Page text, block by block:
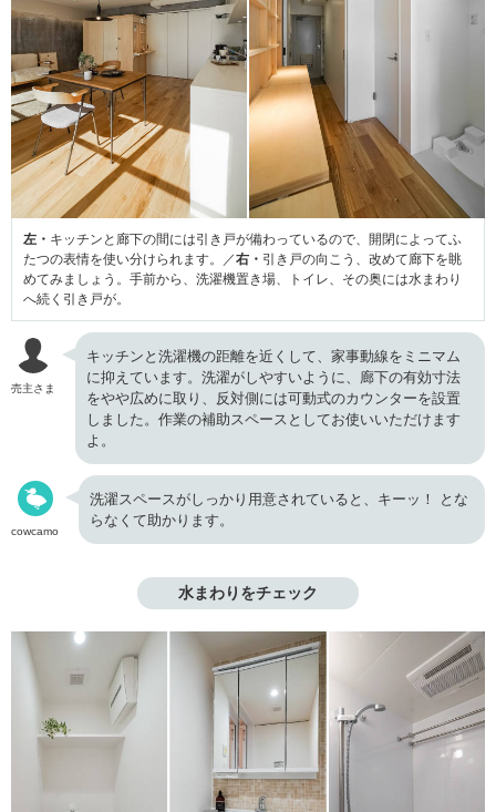
左・ キッチンと廊下の間には引き戸が備わっているので、開閉によってふ
たつの表情を使い分けられます。／右・ 引き戸の向こう、改めて廊下を眺
めてみましょう。手前から、洗濯機置き場、トイレ、その奥には水まわり
へ続く引き戸が。
売主さま
キッチンと洗濯機の距離を近くして、家事動線をミニマム
に抑えています。洗濯がしやすいように、廊下の有効寸法
をやや広めに取り、反対側には可動式のカウンターを設置
しました。作業の補助スペースとしてお使いいただけます
よ。
cowcamo
洗濯スペースがしっかり用意されていると、キーッ！ とな
らなくて助かります。
水まわりをチェック